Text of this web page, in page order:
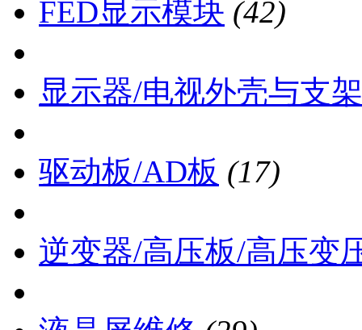
FED显示模块 (42)
显示器/电视外壳与支架
驱动板/AD板 (17)
逆变器/高压板/高压变